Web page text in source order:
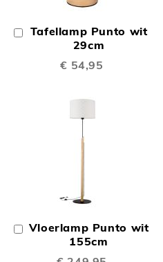
Tafellamp Punto wit
29cm
€ 54,95
In
Winkelwagen
Vloerlamp Punto wit
155cm
In
Winkelwagen